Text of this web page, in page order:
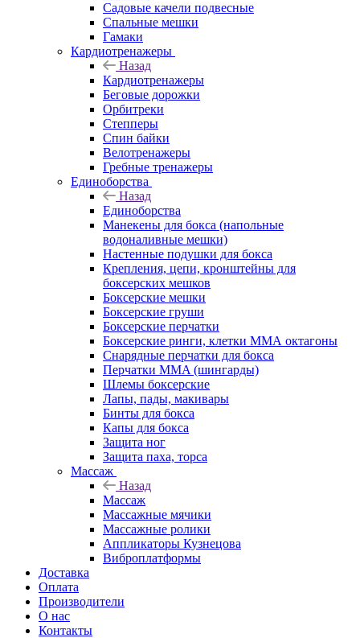
Садовые качели подвесные
Спальные мешки
Гамаки
Кардиотренажеры
Назад
Кардиотренажеры
Беговые дорожки
Орбитреки
Степперы
Спин байки
Велотренажеры
Гребные тренажеры
Единоборства
Назад
Единоборства
Манекены для бокса (напольные
водоналивные мешки)
Настенные подушки для бокса
Крепления, цепи, кронштейны для
боксерских мешков
Боксерские мешки
Боксерские груши
Боксерские перчатки
Боксерские ринги, клетки ММА октагоны
Снарядные перчатки для бокса
Перчатки MMA (шингарды)
Шлемы боксерские
Лапы, пады, макивары
Бинты для бокса
Капы для бокса
Защита ног
Защита паха, торса
Массаж
Назад
Массаж
Массажные мячики
Массажные ролики
Аппликаторы Кузнецова
Виброплатформы
Доставка
Оплата
Производители
О нас
Контакты